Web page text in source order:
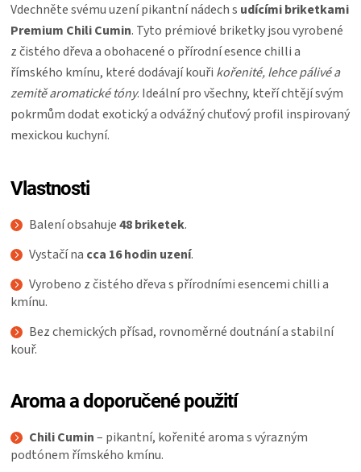
GRILOVÁNÍ
HAVAJSKÉ
KOŠILE
VÍNO
DÁRKOVÉ
POUKAZY
MĚNA
(CZK)
PŘIHLÁŠENÍ
Vdechněte svému uzení pikantní nádech s udícími briketkami
Premium Chili Cumin. Tyto prémiové briketky jsou vyrobené
z čistého dřeva a obohacené o přírodní esence chilli a
římského kmínu, které dodávají kouři kořenité, lehce pálivé a
zemitě aromatické tóny. Ideální pro všechny, kteří chtějí svým
pokrmům dodat exotický a odvážný chuťový profil inspirovaný
mexickou kuchyní.
Vlastnosti
Balení obsahuje48 briketek.
Vystačí na cca 16 hodin uzení.
Vyrobeno z čistého dřeva s přírodními esencemi chilli a
kmínu.
Bez chemických přísad, rovnoměrné doutnání a stabilní
kouř.
Aroma a doporučené použití
Chili Cumin– pikantní, kořenité aroma s výrazným
podtónem římského kmínu.